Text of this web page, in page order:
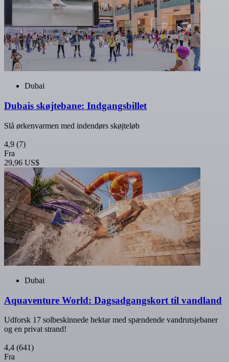
Dubai
Dubais skøjtebane: Indgangsbillet
Slå ørkenvarmen med indendørs skøjteløb
4,9 (7)
Fra
29,96 US$
Dubai
Aquaventure World: Dagsadgangskort til vandland
Udforsk 17 solbeskinnede hektar med spændende vandrutsjebaner
og en privat strand!
4,4 (641)
Fra